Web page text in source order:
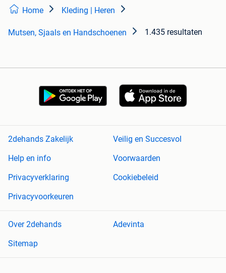
Home Kleding | Heren
Mutsen, Sjaals en Handschoenen 1.435 resultaten
2dehands Zakelijk
Veilig en Succesvol
Help en info
Voorwaarden
Privacyverklaring
Cookiebeleid
Privacyvoorkeuren
Over 2dehands
Adevinta
Sitemap